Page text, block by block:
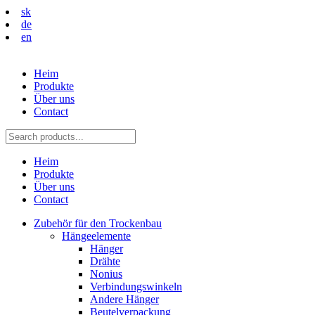
sk
de
en
Heim
Produkte
Über uns
Contact
Heim
Produkte
Über uns
Contact
Zubehör für den Trockenbau
Hängeelemente
Hänger
Drähte
Nonius
Verbindungswinkeln
Andere Hänger
Beutelverpackung